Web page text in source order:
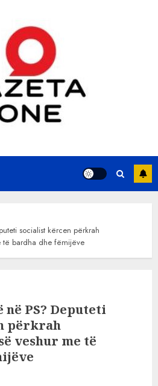
socialist kërcen përkrah
të bardha dhe fëmijëve
në PS? Deputeti
përkrah
veshur me të